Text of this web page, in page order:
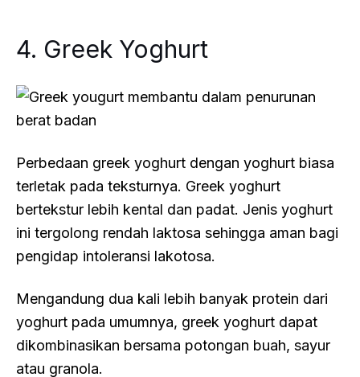
4. Greek Yoghurt
Perbedaan greek yoghurt dengan yoghurt biasa
terletak pada teksturnya. Greek yoghurt
bertekstur lebih kental dan padat. Jenis yoghurt
ini tergolong rendah laktosa sehingga aman bagi
pengidap intoleransi lakotosa.
Mengandung dua kali lebih banyak protein dari
yoghurt pada umumnya, greek yoghurt dapat
dikombinasikan bersama potongan buah, sayur
atau granola.